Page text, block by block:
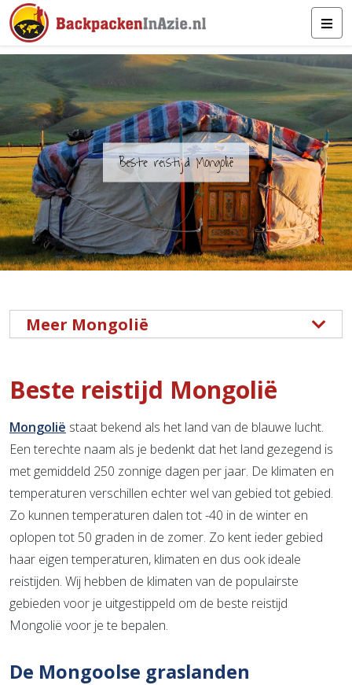
Beste reistijd Mongolië
Meer Mongolië
Beste reistijd Mongolië
Mongolië staat bekend als het land van de blauwe lucht.
Een terechte naam als je bedenkt dat het land gezegend is
met gemiddeld 250 zonnige dagen per jaar. De klimaten en
temperaturen verschillen echter wel van gebied tot gebied.
Zo kunnen temperaturen dalen tot -40 in de winter en
oplopen tot 50 graden in de zomer. Zo kent ieder gebied
haar eigen temperaturen, klimaten en dus ook ideale
reistijden. Wij hebben de klimaten van de populairste
gebieden voor je uitgestippeld om de beste reistijd
Mongolië voor je te bepalen.
De Mongoolse graslanden